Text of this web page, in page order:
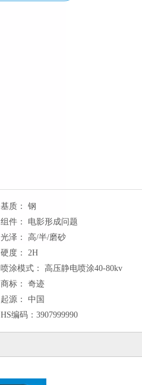
基质：
钢
组件：
电影形成问题
光泽：
高/半/磨砂
硬度：
2H
喷涂模式：
高压静电喷涂40-80kv
商标：
奇迹
起源：
中国
HS编码： 3907999990